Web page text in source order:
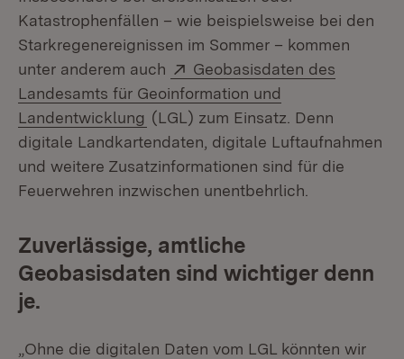
Katastrophenfällen – wie beispielsweise bei den
Starkregenereignissen im Sommer – kommen
unter anderem auch
Extern:
Geobasisdaten des
Landesamts für Geoinformation und
Landentwicklung (Öffnet in neuem Fenster)
(LGL) zum Einsatz. Denn
digitale Landkartendaten, digitale Luftaufnahmen
und weitere Zusatzinformationen sind für die
Feuerwehren inzwischen unentbehrlich.
Zuverlässige, amtliche
Geobasisdaten sind wichtiger denn
je.
„Ohne die digitalen Daten vom LGL könnten wir